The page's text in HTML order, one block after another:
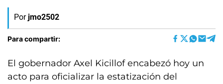
Por jmo2502
Para compartir:
El gobernador Axel Kicillof encabezó hoy un
acto para oficializar la estatización del